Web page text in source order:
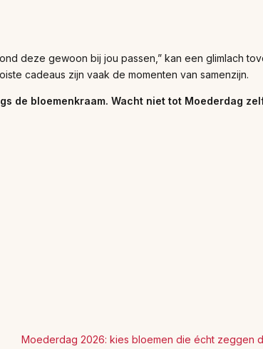
deze gewoon bij jou passen,” kan een glimlach
cadeaus zijn vaak de momenten van samenzijn.
de bloemenkraam. Wacht niet tot Moederdag
Moederdag 2026: kies bloemen die écht zeggen